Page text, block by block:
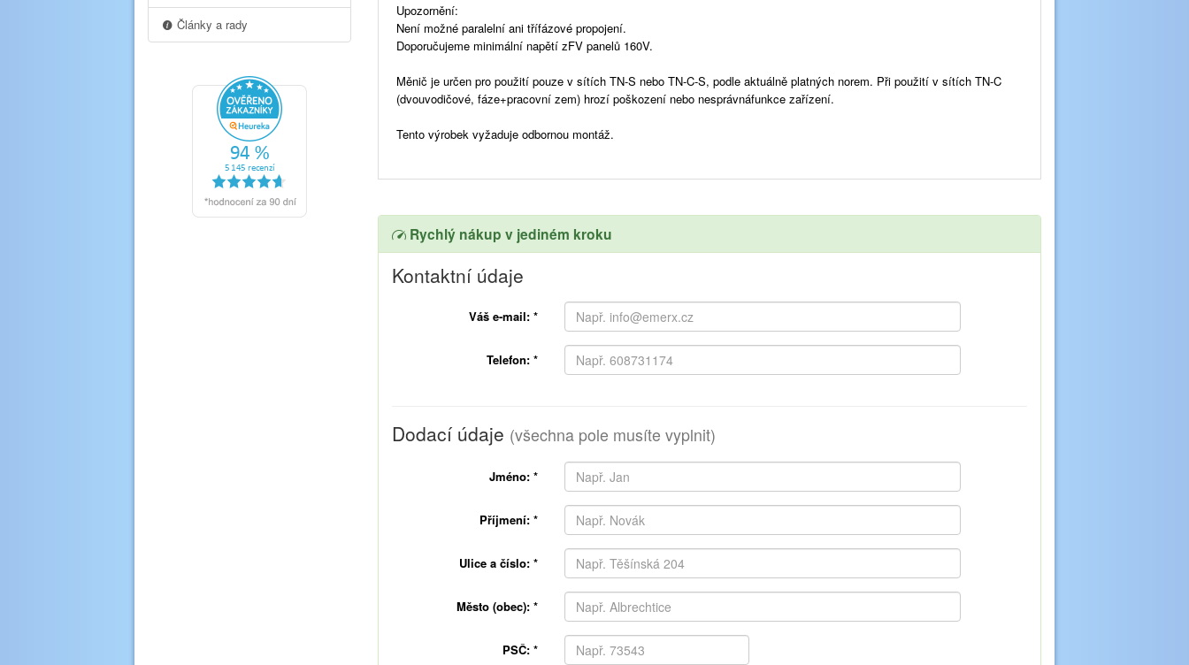
Upozornění:
Není možné paralelní ani třífázové propojení.
Doporučujeme minimální napětí zFV panelů 160V.
Měnič je určen pro použití pouze v sítích TN-S nebo TN-C-S, podle aktuálně platných norem. Při použití v sítích TN-C
(dvouvodičové, fáze+pracovní zem) hrozí poškození nebo nesprávnáfunkce zařízení.
Tento výrobek vyžaduje odbornou montáž.
Rychlý nákup v jediném kroku
Kontaktní údaje
Váš e-mail: *
Telefon: *
Dodací údaje (všechna pole musíte vyplnit)
Jméno: *
Příjmení: *
Ulice a číslo: *
Město (obec): *
PSČ: *
Články a rady